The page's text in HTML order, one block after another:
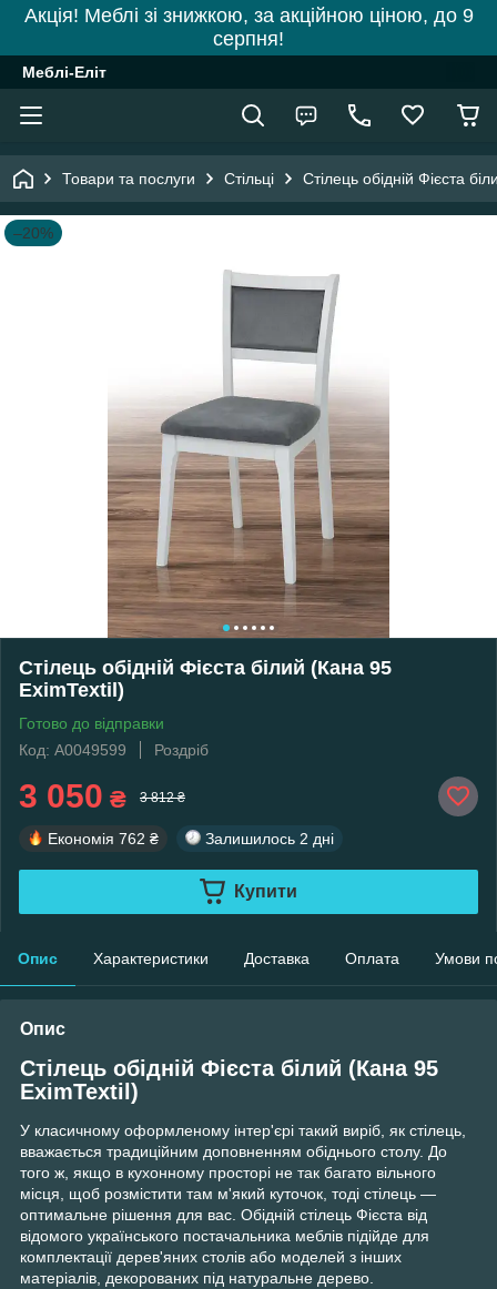
Акція! Меблі зі знижкою, за акційною ціною, до 9
серпня!
Меблі-Еліт
Товари та послуги Стільці Стілець обідній Фієста
–20%
Стілець обідній Фієста білий (Кана 95
EximTextil)
Готово до відправки
Код: А0049599
Роздріб
3 050 ₴ 3 812 ₴
Економія 762 ₴ Залишилось 2 дні
Купити
Опис Характеристики Доставка Оплата Умови
Опис
Стілець обідній Фієста білий (Кана 95
EximTextil)
У класичному оформленому інтер'єрі такий виріб, як стілець,
вважається традиційним доповненням обіднього столу. До
того ж, якщо в кухонному просторі не так багато вільного
місця, щоб розмістити там м'який куточок, тоді стілець —
оптимальне рішення для вас. Обідній стілець Фієста від
відомого українського постачальника меблів підійде для
комплектації дерев'яних столів або моделей з інших
матеріалів, декорованих під натуральне дерево.